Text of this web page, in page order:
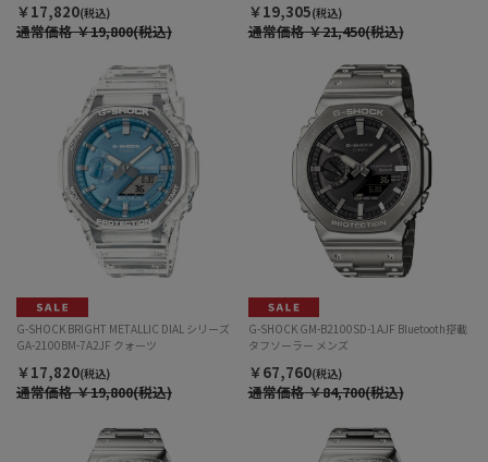
￥17,820(税込)
通常価格￥19,800(税込)
￥19,305(税込)
通常価格￥21,450(税込)
G-SHOCK BRIGHT METALLIC DIAL シリーズ
GA-2100BM-7A2JF クォーツ
￥17,820(税込)
通常価格￥19,800(税込)
G-SHOCK GM-B2100SD-1AJF Bluetooth搭載
タフソーラー メンズ
￥67,760(税込)
通常価格￥84,700(税込)